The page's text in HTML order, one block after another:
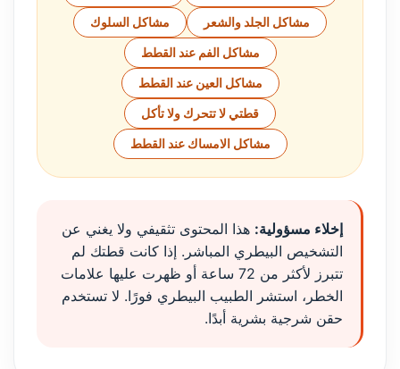
مشاكل الجلد والشعر مشاكل السلوك
مشاكل الفم عند القطط
مشاكل العين عند القطط
قطتي لا تتحرك ولا تأكل
مشاكل الامساك عند القطط
إخلاء مسؤولية: هذا المحتوى تثقيفي ولا يغني عن
التشخيص البيطري المباشر. إذا كانت قطتك لم
تتبرز لأكثر من 72 ساعة أو ظهرت عليها علامات
الخطر، استشر الطبيب البيطري فورًا. لا تستخدم
حقن شرجية بشرية أبدًا.